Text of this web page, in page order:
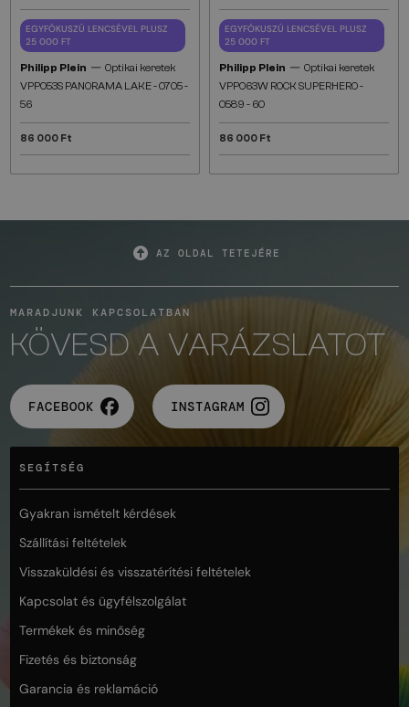
EGYFÓKUSZÚ LENCSÉVEL PLUSZ
25 000 FT
Philipp Plein — Optikai keretek
VPP053S PANORAMA LAKE - 0705 -
56
86 000 Ft
EGYFÓKUSZÚ LENCSÉVEL PLUSZ
25 000 FT
Philipp Plein — Optikai keretek
VPP063W ROCK SUPERHERO -
0589 - 60
86 000 Ft
AZ OLDAL TETEJÉRE
MARADJUNK KAPCSOLATBAN
KÖVESD A VARÁZSLATOT
FACEBOOK INSTAGRAM
SEGÍTSÉG
Gyakran ismételt kérdések
Szállítási feltételek
Visszaküldési és visszatérítési feltételek
Kapcsolat és ügyfélszolgálat
Termékek és minőség
Fizetés és biztonság
Garancia és reklamáció